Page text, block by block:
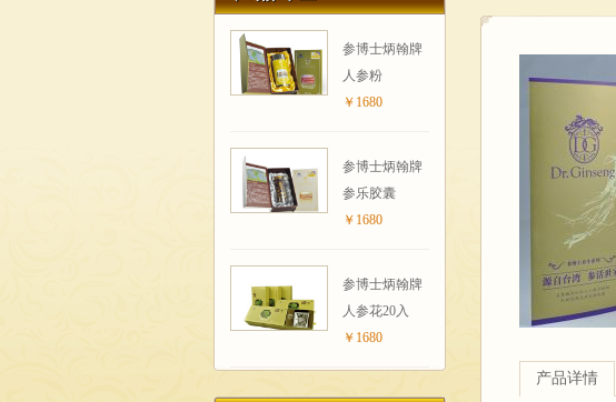
参博士炳翰牌
人参粉
￥1680
参博士炳翰牌
参乐胶囊
￥1680
参博士炳翰牌
人参花20入
￥1680
产品详情